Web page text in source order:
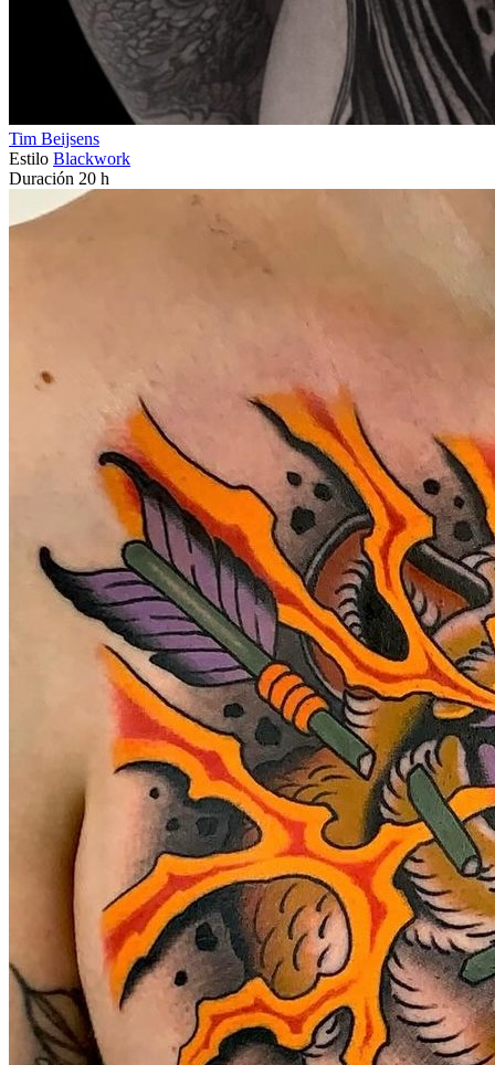
Tim Beijsens
Estilo Blackwork
Duración 20 h